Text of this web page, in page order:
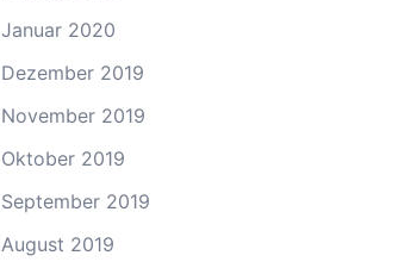
Januar 2020
Dezember 2019
November 2019
Oktober 2019
September 2019
August 2019